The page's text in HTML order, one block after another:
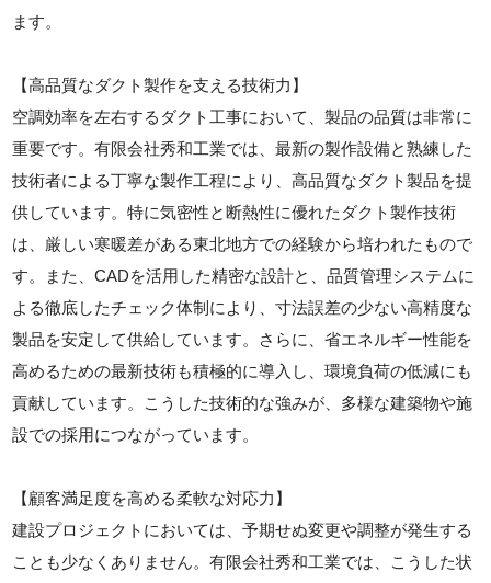
ます。
【高品質なダクト製作を支える技術力】
空調効率を左右するダクト工事において、製品の品質は非常に
重要です。有限会社秀和工業では、最新の製作設備と熟練した
技術者による丁寧な製作工程により、高品質なダクト製品を提
供しています。特に気密性と断熱性に優れたダクト製作技術
は、厳しい寒暖差がある東北地方での経験から培われたもので
す。また、CADを活用した精密な設計と、品質管理システムに
よる徹底したチェック体制により、寸法誤差の少ない高精度な
製品を安定して供給しています。さらに、省エネルギー性能を
高めるための最新技術も積極的に導入し、環境負荷の低減にも
貢献しています。こうした技術的な強みが、多様な建築物や施
設での採用につながっています。
【顧客満足度を高める柔軟な対応力】
建設プロジェクトにおいては、予期せぬ変更や調整が発生する
ことも少なくありません。有限会社秀和工業では、こうした状